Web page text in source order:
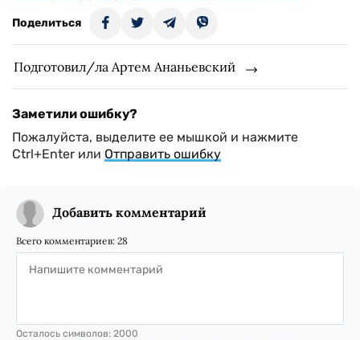
Поделиться
Подготовил/ла Артем Ананьевский
Заметили ошибку?
Пожалуйста, выделите ее мышкой и нажмите
Ctrl+Enter или Отправить ошибку
Добавить комментарий
Всего комментариев: 28
Осталось символов: 2000